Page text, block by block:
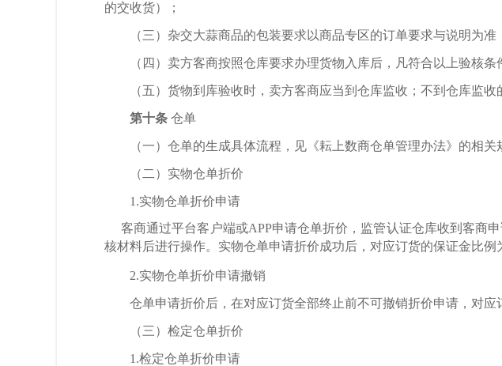
的交收货）；
（三）杂交大蒜商品的包装要求以商品专区的订单要求与说明为准
（四）卖方客商按照仓库要求办理货物入库后，凡符合以上验核
（五）货物到库验收时，卖方客商应当到仓库监收；不到仓库监收
第十条 仓单
（一）仓单的生成具体流程，见《耘上数商仓单管理办法》的相关
（二）实物仓单折价
1.实物仓单折价申请
客商通过平台客户端或APP申请仓单折价，监管认证仓库收到客商
核材料后进行操作。实物仓单申请折价成功后，对应订货的保证金比例
2.实物仓单折价申请撤销
仓单申请折价后，在对应订货全部终止前不可撤销折价申请，对应
（三）检定仓单折价
1.检定仓单折价申请